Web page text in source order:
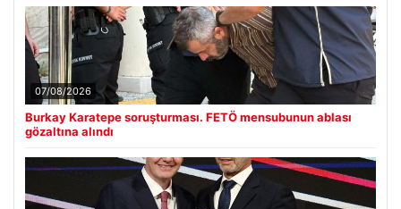
07/08/2026
Burkay Karatepe soruşturması. FETÖ mensubunun ablası
gözaltına alındı